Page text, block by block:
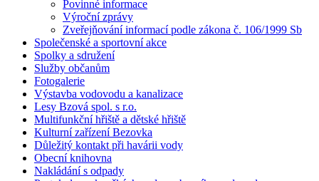
Povinné informace
Výroční zprávy
Zveřejňování informací podle zákona č. 106/1999 Sb
Společenské a sportovní akce
Spolky a sdružení
Služby občanům
Fotogalerie
Výstavba vodovodu a kanalizace
Lesy Bzová spol. s r.o.
Multifunkční hřiště a dětské hřiště
Kulturní zařízení Bezovka
Důležitý kontakt při havárii vody
Obecní knihovna
Nakládání s odpady